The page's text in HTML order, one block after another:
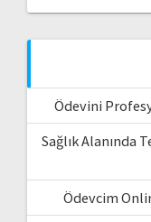
Ödevini
Sağlık Alanında
Ödevcim